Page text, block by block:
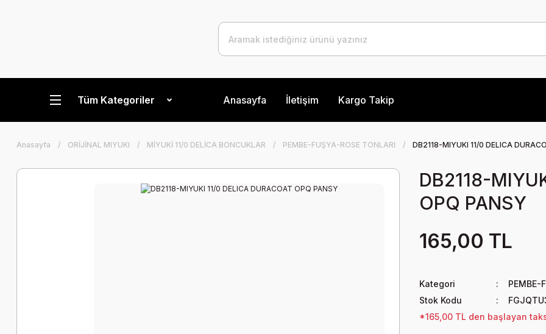
Tüm Kategoriler Anasayfa İletişim Kargo Takip
Anasayfa ORİJİNAL MIYUKI MİYUKİ 11/0 DELİCA BONCUKLAR PEMBE-FUŞYA-ROSE TONLARI DB2118-MIYUKI 11/0 DELICA
DB2118-
OPQ PANSY
165,00 TL
Kategori
PEMBE-
Stok Kodu
*165,00 TL den başlayan